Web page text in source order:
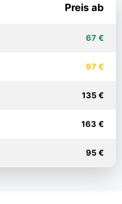
Preis ab
67 €
97 €
135 €
163 €
95 €